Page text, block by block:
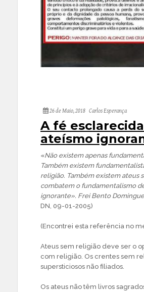
26 de Maio, 2018 Carlos Esperança
A fé
ateísmo
«Não existem apenas
Também existem
religião. Também existem ateus
combatem o fundamentalismo
ignorante». Frei Bento
DN, 09-01-2005)
(Encontrei esta referência no
Ateus sem religião deve ser o
com religião. Os crentes sem
supersticiosos não filiados.
Os ateus não têm livros